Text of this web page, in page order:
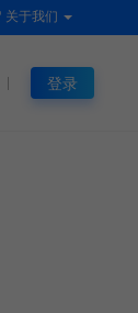
关于我们
登录